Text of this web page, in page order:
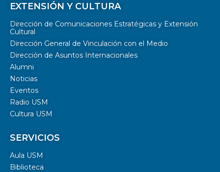
EXTENSIÓN Y CULTURA
Dirección de Comunicaciones Estratégicas y Extensión
Cultural
Dirección General de Vinculación con el Medio
Dirección de Asuntos Internacionales
Alumni
Noticias
Eventos
Radio USM
Cultura USM
SERVICIOS
Aula USM
Biblioteca